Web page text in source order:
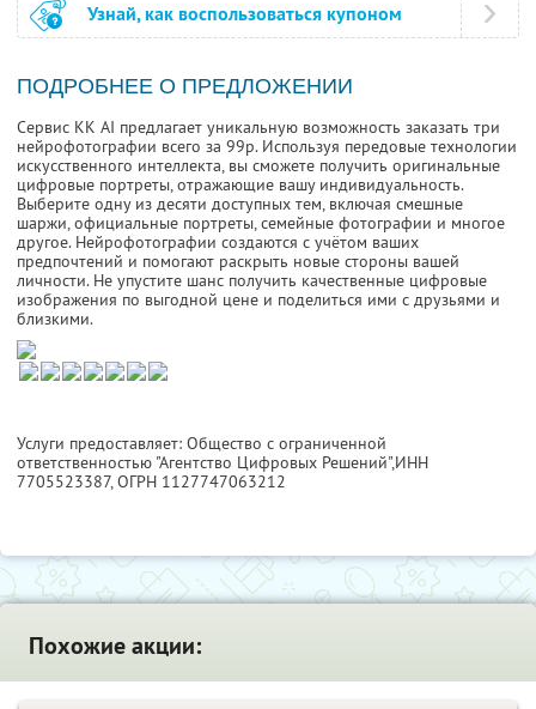
Узнай, как воспользоваться купоном
ПОДРОБНЕЕ О ПРЕДЛОЖЕНИИ
Сервис KK AI предлагает уникальную возможность заказать три
нейрофотографии всего за 99р. Используя передовые технологии
искусственного интеллекта, вы сможете получить оригинальные
цифровые портреты, отражающие вашу индивидуальность.
Выберите одну из десяти доступных тем, включая смешные
шаржи, официальные портреты, семейные фотографии и многое
другое. Нейрофотографии создаются с учётом ваших
предпочтений и помогают раскрыть новые стороны вашей
личности. Не упустите шанс получить качественные цифровые
изображения по выгодной цене и поделиться ими с друзьями и
близкими.
Услуги предоставляет: Общество с ограниченной
ответственностью "Агентство Цифровых Решений",ИНН
7705523387, ОГРН 1127747063212
Похожие акции: